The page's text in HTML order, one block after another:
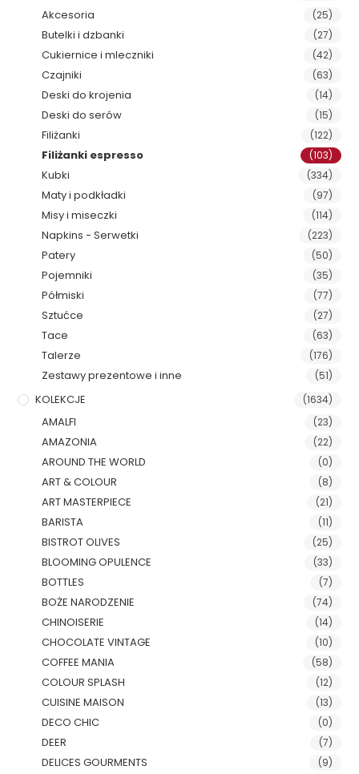
Akcesoria (25)
Butelki i dzbanki (27)
Cukiernice i mleczniki (42)
Czajniki (63)
Deski do krojenia (14)
Deski do serów (15)
Filiżanki (122)
Filiżanki espresso (103)
Kubki (334)
Maty i podkładki (97)
Misy i miseczki (114)
Napkins - Serwetki (223)
Patery (50)
Pojemniki (35)
Półmiski (77)
Sztućce (27)
Tace (63)
Talerze (176)
Zestawy prezentowe i inne (51)
KOLEKCJE (1634)
AMALFI (23)
AMAZONIA (22)
AROUND THE WORLD (0)
ART & COLOUR (8)
ART MASTERPIECE (21)
BARISTA (11)
BISTROT OLIVES (25)
BLOOMING OPULENCE (33)
BOTTLES (7)
BOŻE NARODZENIE (74)
CHINOISERIE (14)
CHOCOLATE VINTAGE (10)
COFFEE MANIA (58)
COLOUR SPLASH (12)
CUISINE MAISON (13)
DECO CHIC (0)
DEER (7)
DELICES GOURMENTS (9)